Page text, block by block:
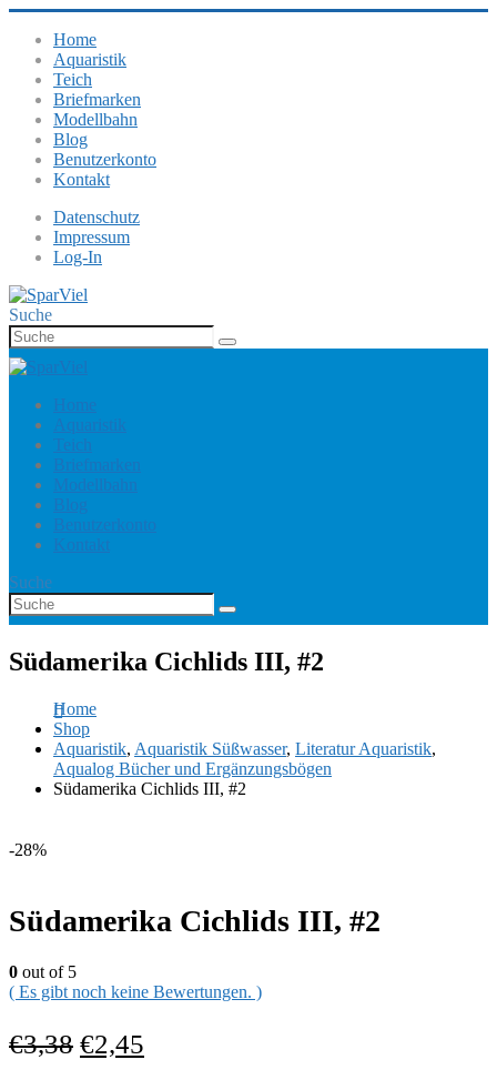
Home
Aquaristik
Teich
Briefmarken
Modellbahn
Blog
Benutzerkonto
Kontakt
Datenschutz
Impressum
Log-In
Suche
Home
Aquaristik
Teich
Briefmarken
Modellbahn
Blog
Benutzerkonto
Kontakt
Suche
Südamerika Cichlids III, #2
Home
Shop
Aquaristik, Aquaristik Süßwasser, Literatur Aquaristik,
Aqualog Bücher und Ergänzungsbögen
Südamerika Cichlids III, #2
-28%
Südamerika Cichlids III, #2
0 out of 5
( Es gibt noch keine Bewertungen. )
€3,38 €2,45